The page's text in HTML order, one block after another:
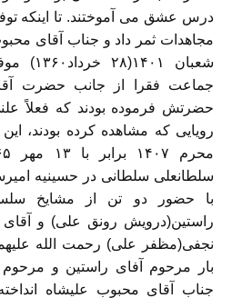
درس عشق می آموختند. تا اینکه
مجاهدات ثمر داد و جناب آقای
شعبان
جماعت فقرا از جانب حضرت
حضرتش فرموده بودند که فعلاً
سلطانعلی سلطانی در حسینیه
با حضور دو تن از مشایخ
راستین(درویش رونق علی) و
نجفی(مظفر علی) رحمت الله
بار مرحوم آفای راستین و
جناب آقای محبوب علیشاه